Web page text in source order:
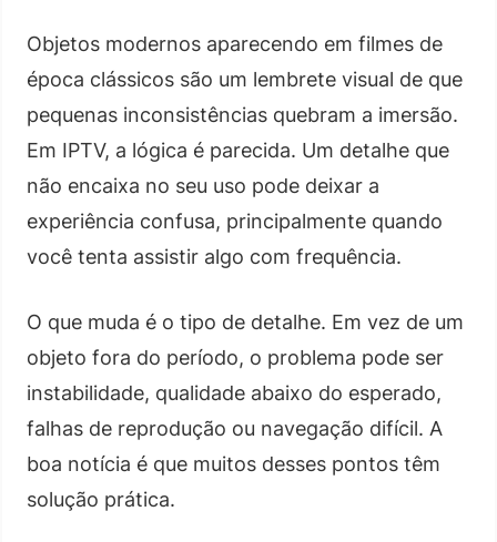
Objetos modernos aparecendo em filmes de
época clássicos são um lembrete visual de que
pequenas inconsistências quebram a imersão.
Em IPTV, a lógica é parecida. Um detalhe que
não encaixa no seu uso pode deixar a
experiência confusa, principalmente quando
você tenta assistir algo com frequência.
O que muda é o tipo de detalhe. Em vez de um
objeto fora do período, o problema pode ser
instabilidade, qualidade abaixo do esperado,
falhas de reprodução ou navegação difícil. A
boa notícia é que muitos desses pontos têm
solução prática.